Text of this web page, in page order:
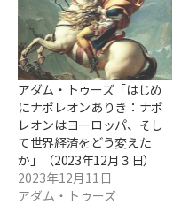
アダム・トゥーズ「はじめ
にナポレオンありき：ナポ
レオンはヨーロッパ、そし
て世界経済をどう変えた
か」（2023年12月３日）
2023年12月11日
アダム・トゥーズ